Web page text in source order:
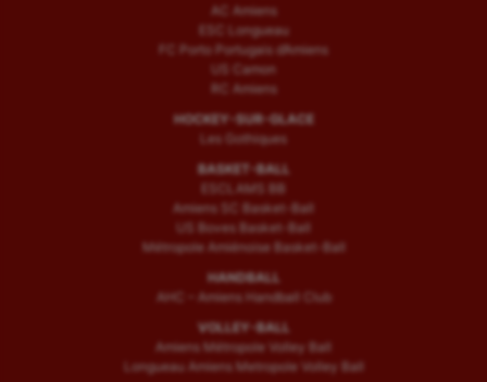
AC Amiens
ESC Longueau
FC Porto Portugais d’Amiens
US Camon
RC Amiens
HOCKEY-SUR-GLACE
Les Gothiques
BASKET-BALL
ESCLAMS BB
Amiens SC Basket-Ball
US Boves Basket-Ball
Métropole Amiénoise Basket-Ball
HANDBALL
AHC – Amiens Handball Club
VOLLEY-BALL
Amiens Métropole Volley Ball
Longueau Amiens Metropole Volley Ball